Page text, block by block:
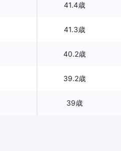
41.4歳
41.3歳
40.2歳
39.2歳
39歳